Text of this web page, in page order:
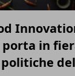
in